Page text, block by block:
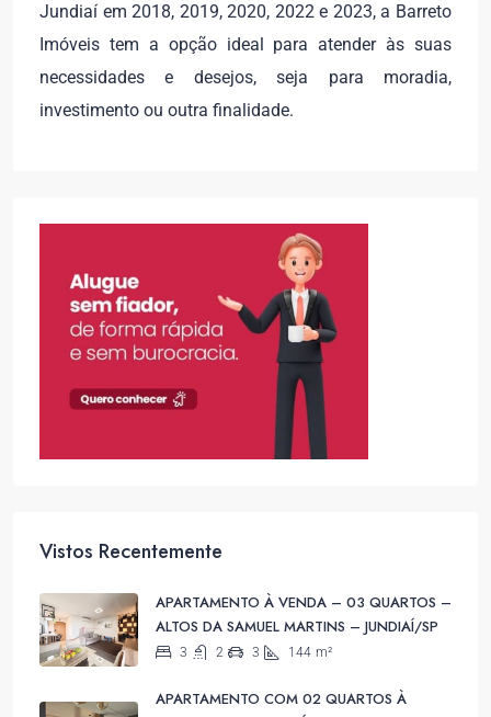
Jundiaí em 2018, 2019, 2020, 2022 e 2023, a Barreto
Imóveis tem a opção ideal para atender às suas
necessidades e desejos, seja para moradia,
investimento ou outra finalidade.
Vistos Recentemente
APARTAMENTO À VENDA – 03 QUARTOS –
ALTOS DA SAMUEL MARTINS – JUNDIAÍ/SP
3 2 3 144 m²
APARTAMENTO COM 02 QUARTOS À